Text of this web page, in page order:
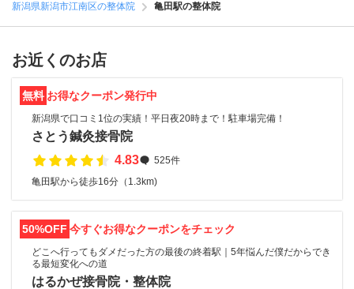
新潟県新潟市江南区の整体院
亀田駅の整体院
お近くのお店
無料 お得なクーポン発行中
新潟県で口コミ1位の実績！平日夜20時まで！駐車場完備！
さとう鍼灸接骨院
4.83
525件
亀田駅から徒歩16分（1.3km)
50%OFF 今すぐお得なクーポンをチェック
どこへ行ってもダメだった方の最後の終着駅｜5年悩んだ僕だからでき
る最短変化への道
はるかぜ接骨院・整体院